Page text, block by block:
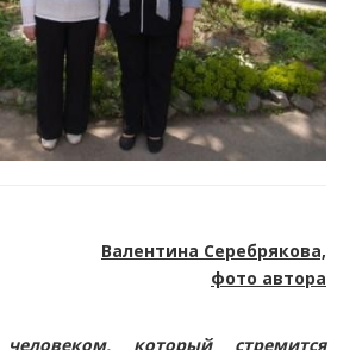
Валентина Серебрякова,
фото автора
который стремится